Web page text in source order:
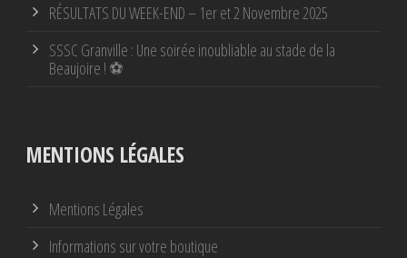
RÉSULTATS DU WEEK-END – 1er et 2 Novembre 2025
SSSC Granville : Une soirée inoubliable au stade de la
Beaujoire ! ⚽
MENTIONS LÉGALES
Mentions Légales
Informations sur votre boutique